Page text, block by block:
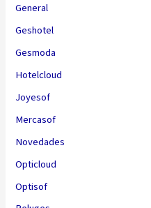
General
Geshotel
Gesmoda
Hotelcloud
Joyesof
Mercasof
Novedades
Opticloud
Optisof